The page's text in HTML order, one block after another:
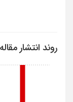
روند انتشار مقاله